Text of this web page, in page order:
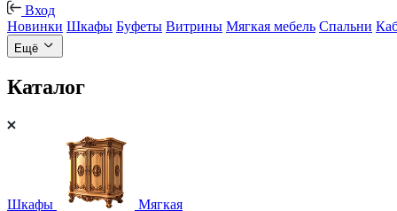
Вход
Новинки Шкафы Буфеты Витрины Мягкая мебель Спальни
Ещё
Каталог
Шкафы Мягкая